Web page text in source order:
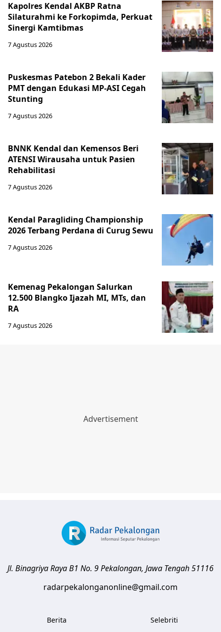
Kapolres Kendal AKBP Ratna
Silaturahmi ke Forkopimda, Perkuat
Sinergi Kamtibmas
7 Agustus 2026
Puskesmas Patebon 2 Bekali Kader
PMT dengan Edukasi MP-ASI Cegah
Stunting
7 Agustus 2026
BNNK Kendal dan Kemensos Beri
ATENSI Wirausaha untuk Pasien
Rehabilitasi
7 Agustus 2026
Kendal Paragliding Championship
2026 Terbang Perdana di Curug Sewu
7 Agustus 2026
Kemenag Pekalongan Salurkan
12.500 Blangko Ijazah MI, MTs, dan
RA
7 Agustus 2026
Jl. Binagriya Raya B1 No. 9Pekalongan, Jawa Tengah51116
radarpekalonganonline@gmail.com
Berita
Selebriti